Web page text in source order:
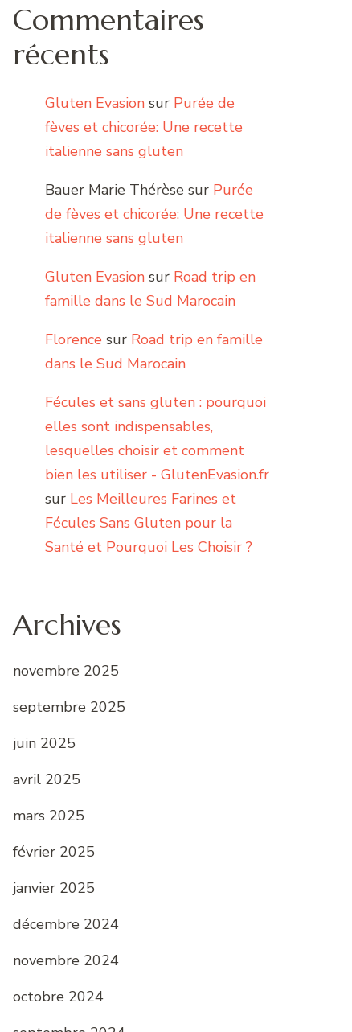
Commentaires
récents
Gluten Evasion sur Purée de
fèves et chicorée: Une recette
italienne sans gluten
Bauer Marie Thérèse sur Purée
de fèves et chicorée: Une recette
italienne sans gluten
Gluten Evasion sur Road trip en
famille dans le Sud Marocain
Florence sur Road trip en famille
dans le Sud Marocain
Fécules et sans gluten : pourquoi
elles sont indispensables,
lesquelles choisir et comment
bien les utiliser - GlutenEvasion.fr
sur Les Meilleures Farines et
Fécules Sans Gluten pour la
Santé et Pourquoi Les Choisir ?
Archives
novembre 2025
septembre 2025
juin 2025
avril 2025
mars 2025
février 2025
janvier 2025
décembre 2024
novembre 2024
octobre 2024